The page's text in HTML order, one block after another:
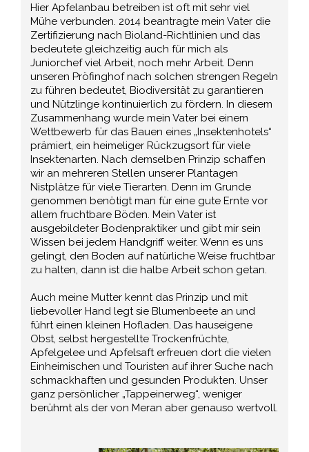
Hier Apfelanbau betreiben ist oft mit sehr viel
Mühe verbunden. 2014 beantragte mein Vater die
Zertifizierung nach Bioland-Richtlinien und das
bedeutete gleichzeitig auch für mich als
Juniorchef viel Arbeit, noch mehr Arbeit. Denn
unseren Pröfinghof nach solchen strengen Regeln
zu führen bedeutet, Biodiversität zu garantieren
und Nützlinge kontinuierlich zu fördern. In diesem
Zusammenhang wurde mein Vater bei einem
Wettbewerb für das Bauen eines „Insektenhotels“
prämiert, ein heimeliger Rückzugsort für viele
Insektenarten. Nach demselben Prinzip schaffen
wir an mehreren Stellen unserer Plantagen
Nistplätze für viele Tierarten. Denn im Grunde
genommen benötigt man für eine gute Ernte vor
allem fruchtbare Böden. Mein Vater ist
ausgebildeter Bodenpraktiker und gibt mir sein
Wissen bei jedem Handgriff weiter. Wenn es uns
gelingt, den Boden auf natürliche Weise fruchtbar
zu halten, dann ist die halbe Arbeit schon getan.
Auch meine Mutter kennt das Prinzip und mit
liebevoller Hand legt sie Blumenbeete an und
führt einen kleinen Hofladen. Das hauseigene
Obst, selbst hergestellte Trockenfrüchte,
Apfelgelee und Apfelsaft erfreuen dort die vielen
Einheimischen und Touristen auf ihrer Suche nach
schmackhaften und gesunden Produkten. Unser
ganz persönlicher „Tappeinerweg“, weniger
berühmt als der von Meran aber genauso wertvoll.